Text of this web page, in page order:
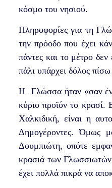
κόσμο του νησιού.
Πληροφορίες για τη
την πρόοδο που έχει
πάντες και το μέτρο
πάλι υπάρχει δόλος
Η Γλώσσα ήταν «σαν
κύριο προϊόν το κρασί.
Χαλκιδική, είναι η
Δημογέροντες. Όμως
Δουμπιώτη, οπότε
κρασιά των
έχει πολλά πικρά να